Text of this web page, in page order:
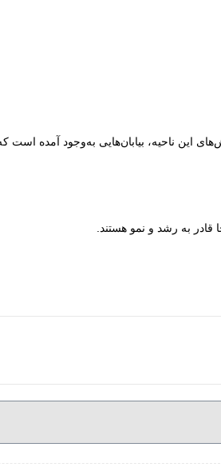
ناحیه، بیابان‌هایی به‌وجود آمده است که
قادر به رشد و نمو هستند.